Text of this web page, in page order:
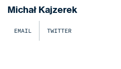
Michał Kajzerek
EMAIL TWITTER